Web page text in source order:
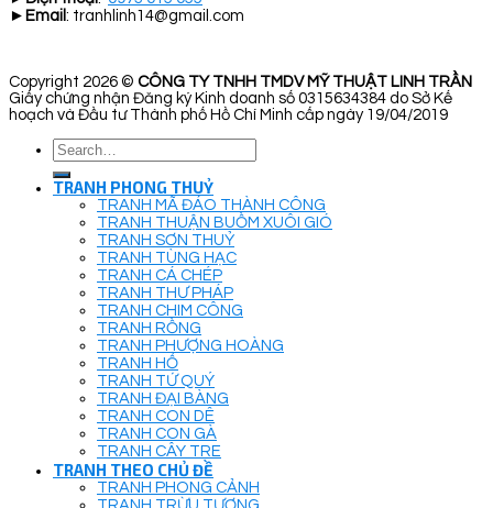
► Email : tranhlinh14@gmail.com
Copyright 2026 © CÔNG TY TNHH TMDV MỸ THUẬT LINH TRẦN
Giấy chứng nhận Đăng ký Kinh doanh số 0315634384 do Sở Kế
hoạch và Đầu tư Thành phố Hồ Chí Minh cấp ngày 19/04/2019
Search
for:
TRANH PHONG THUỶ
TRANH MÃ ĐÁO THÀNH CÔNG
TRANH THUẬN BUỒM XUÔI GIÓ
TRANH SƠN THUỶ
TRANH TÙNG HẠC
TRANH CÁ CHÉP
TRANH THƯ PHÁP
TRANH CHIM CÔNG
TRANH RỒNG
TRANH PHƯỢNG HOÀNG
TRANH HỔ
TRANH TỨ QUÝ
TRANH ĐẠI BÀNG
TRANH CON DÊ
TRANH CON GÀ
TRANH CÂY TRE
TRANH THEO CHỦ ĐỀ
TRANH PHONG CẢNH